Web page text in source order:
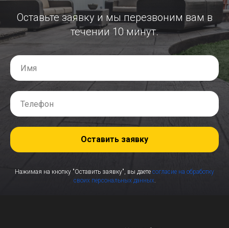
Оставьте заявку и мы перезвоним вам в
течении 10 минут.
Оставить заявку
Нажимая на кнопку "Оставить заявку", вы даете согласие на обработку
своих персональных данных.